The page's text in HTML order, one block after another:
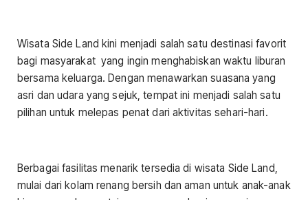
Wisata Side Land kini menjadi salah satu destinasi favorit
bagi masyarakat yang ingin menghabiskan waktu liburan
bersama keluarga. Dengan menawarkan suasana yang
asri dan udara yang sejuk, tempat ini menjadi salah satu
pilihan untuk melepas penat dari aktivitas sehari-hari.
Berbagai fasilitas menarik tersedia di wisata Side Land,
mulai dari kolam renang bersih dan aman untuk anak-anak